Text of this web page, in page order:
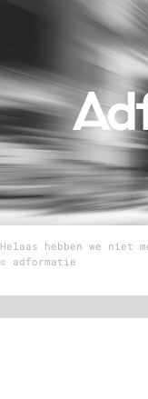
Menu
Home
9 sept: GenAI-training
12 nov: MarketingLive!
Adverteren
Events
Helaas hebben we niet
© adformatie